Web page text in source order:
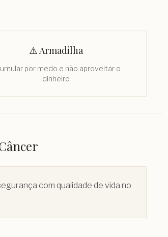
⚠️ Armadilha
por medo e não aproveitar o
dinheiro
com qualidade de vida no